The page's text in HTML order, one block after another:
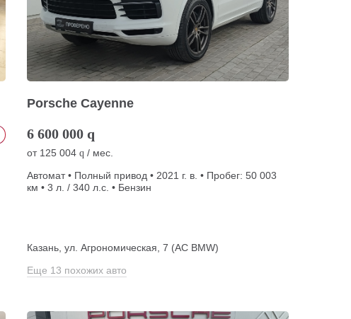
Porsche Cayenne
6 600 000 q
от 125 004 q / мес.
Автомат • Полный привод • 2021 г. в. • Пробег: 50 003
км • 3 л. / 340 л.с. • Бензин
Казань, ул. Агрономическая, 7 (АС BMW)
Еще 13 похожих авто